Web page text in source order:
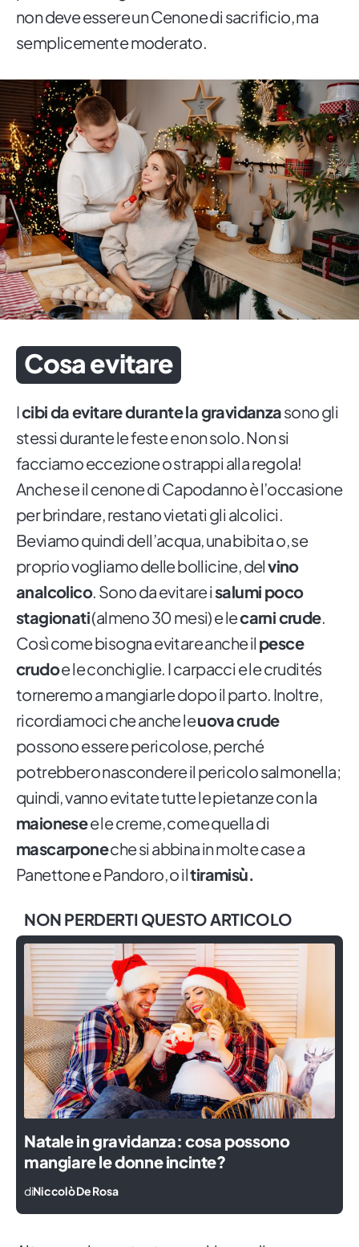
non deve essere un Cenone di sacrificio, ma
semplicemente moderato.
Cosa evitare
Icibi da evitare durante la gravidanzasono gli
stessi durante le feste e non solo. Non si
facciamo eccezione o strappi alla regola!
Anche se il cenone di Capodanno è l’occasione
per brindare, restano vietati gli alcolici.
Beviamo quindi dell’acqua, una bibita o, se
proprio vogliamo delle bollicine, delvino
analcolico. Sono da evitare isalumi poco
stagionati(almeno 30 mesi) e lecarni crude.
Così come bisogna evitare anche il pesce
crudoe le conchiglie. I carpacci e le crudités
torneremo a mangiarle dopo il parto. Inoltre,
ricordiamoci che anche leuova crude
possono essere pericolose, perché
potrebbero nascondere il pericolo salmonella;
quindi, vanno evitate tutte le pietanze con la
maionesee le creme, come quella di
mascarponeche si abbina in molte case a
Panettone e Pandoro, o iltiramisù.
NON PERDERTI QUESTO ARTICOLO
Natale in gravidanza: cosa possono
mangiare le donne incinte?
diNiccolò De Rosa